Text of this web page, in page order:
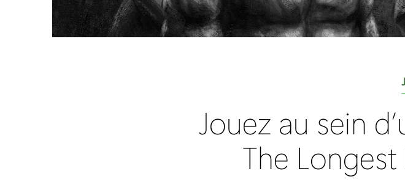
Jouez au sein
The